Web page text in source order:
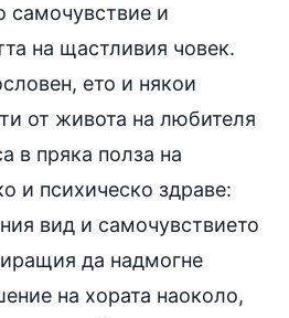
самочувствие и
на щастливия човек.
ето и някои
от живота на любителя
в пряка полза на
и психическо здраве:
вид и самочувствието
да надмогне
на хората наоколо,